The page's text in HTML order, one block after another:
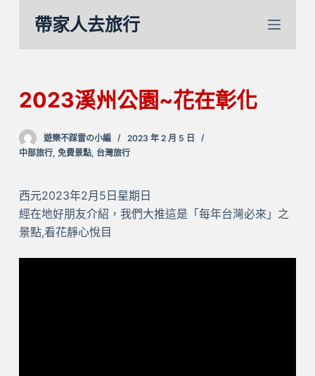
內
容
帶家人去旅行
2023溪州公園~花在彰化
遊樂不踩雷の小編
2023 年 2 月 5 日
中部旅行, 免費景點, 台灣旅行
西元2023年2月5日星期日
經在地好朋友介紹，我們大推這是「每年台灣必來」之
景點,看花靜心悅目